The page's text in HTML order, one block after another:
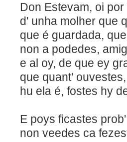
Don Estevam, oi
d' unha molher que
que é guardada,
non a podedes,
e al oy, de
que quant'
hu ela é, fostes hy
E poys ficastes
non veedes ca